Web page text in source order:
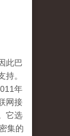
此巴
。
年
网接
它选
集的